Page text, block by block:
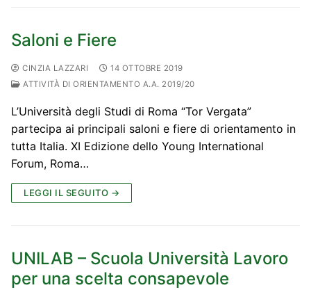
Saloni e Fiere
CINZIA LAZZARI
14 OTTOBRE 2019
ATTIVITÀ DI ORIENTAMENTO A.A. 2019/20
L’Università degli Studi di Roma “Tor Vergata”
partecipa ai principali saloni e fiere di orientamento in
tutta Italia. XI Edizione dello Young International
Forum, Roma…
LEGGI IL SEGUITO →
UNILAB – Scuola Università Lavoro
per una scelta consapevole